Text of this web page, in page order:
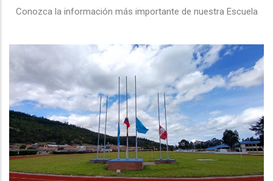
Conozca la información más importante de nuestra Escuela